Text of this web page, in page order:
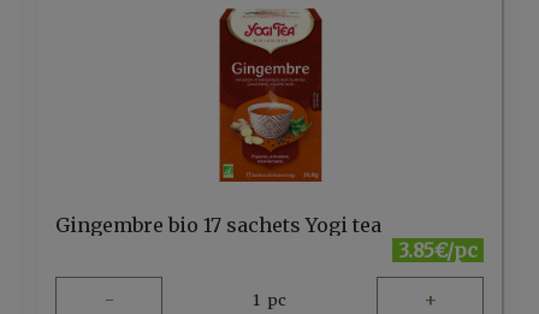
Gingembre bio 17 sachets Yogi tea
3.85€/pc
- 1 pc +